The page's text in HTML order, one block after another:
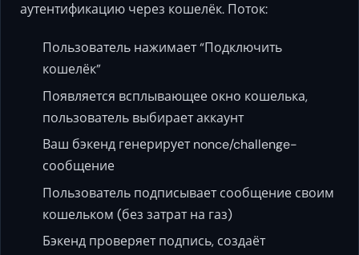
аутентификацию через кошелёк. Поток:
Пользователь нажимает “Подключить
кошелёк”
Появляется всплывающее окно кошелька,
пользователь выбирает аккаунт
Ваш бэкенд генерирует nonce/challenge-
сообщение
Пользователь подписывает сообщение своим
кошельком (без затрат на газ)
Бэкенд проверяет подпись, создаёт